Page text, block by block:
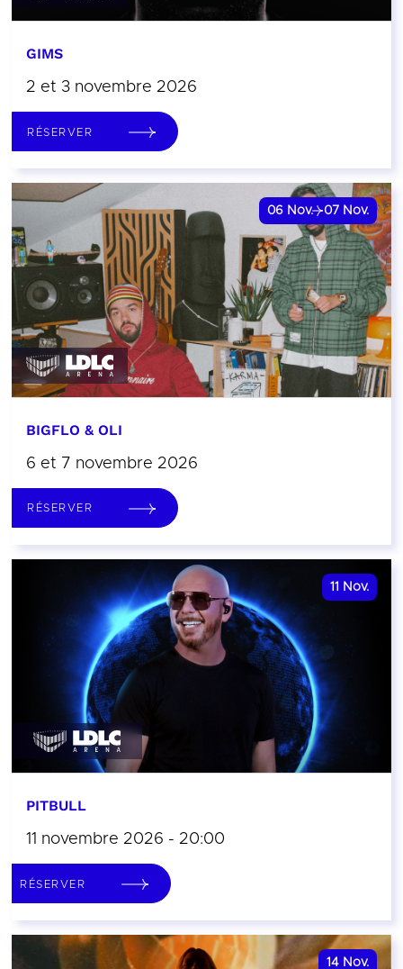
GIMS
2 et 3 novembre 2026
RÉSERVER
06 Nov. 07 Nov.
BIGFLO & OLI
6 et 7 novembre 2026
RÉSERVER
11 Nov.
PITBULL
11 novembre 2026 - 20:00
RÉSERVER
14 Nov.